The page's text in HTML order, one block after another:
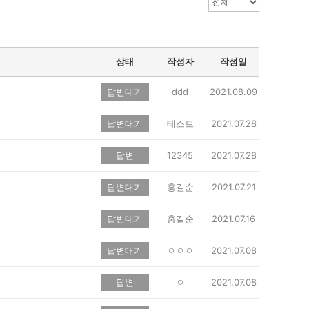
상태 작성자 작성일
답변대기 ddd 2021.08.09
답변대기 테스트 2021.07.28
답변 12345 2021.07.28
답변대기 홍길순 2021.07.21
답변대기 홍길순 2021.07.16
답변대기 ㅇㅇㅇ 2021.07.08
답변 ㅇ 2021.07.08